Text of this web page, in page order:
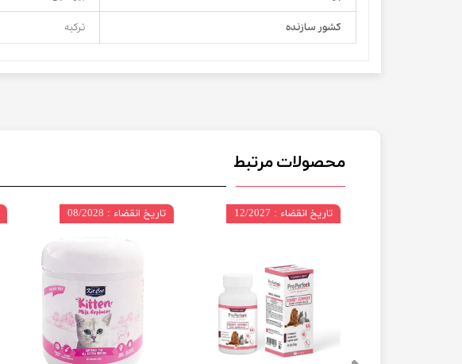
کشور سازنده ترکیه
محصولات مرتبط
تاریخ انقضاء : 08/2028 تاریخ انقضاء : 12/2027